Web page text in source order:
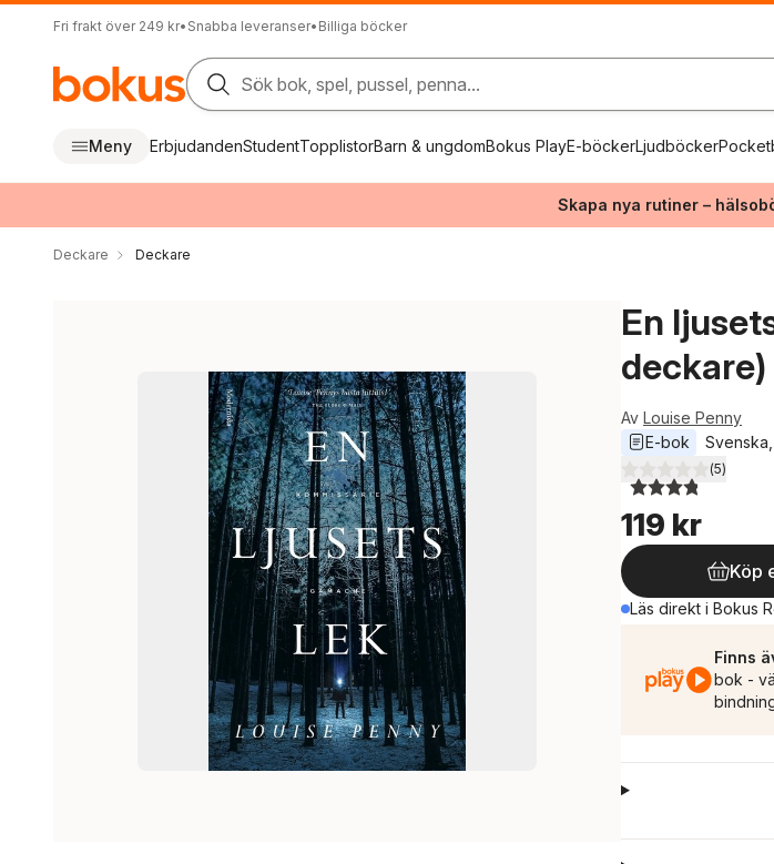
Fri frakt över 249 kr• Snabba leveranser• Billiga böcker
Sök bok, spel, pussel, penna...
Meny ErbjudandenStudentTopplistorBarn & ungdomBokus PlayE-böckerLjudböcker
Skapa nya rutiner –
Deckare Deckare
En
deckare)
Av Louise Penny
E-bok
Svenska
3,8utav 5 stjärnor.
(5)
119 kr
Köp
Läs direkt i Bokus
Finns
bok -